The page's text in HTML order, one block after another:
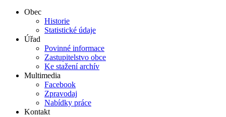
Obec
Historie
Statistické údaje
Úřad
Povinné informace
Zastupitelstvo obce
Ke stažení archív
Multimedia
Facebook
Zpravodaj
Nabídky práce
Kontakt